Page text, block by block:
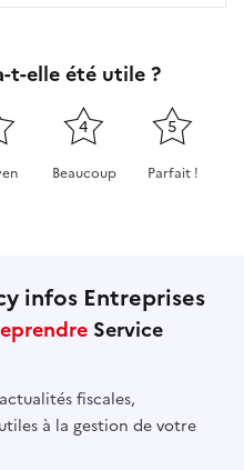
t-elle été utile ?
4
Beaucoup
5
Parfait !
infos Entreprises
Service
fiscales,
à la gestion de votre